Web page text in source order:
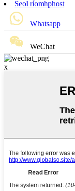
Seol ríomhphost
Whatsapp
WeChat
x